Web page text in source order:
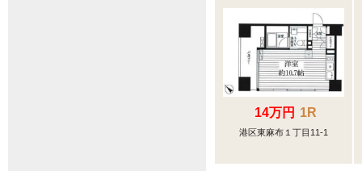
14万円 1R
港区東麻布１丁目11-1